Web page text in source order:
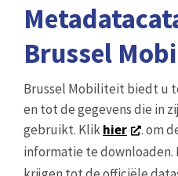
Brussel
Brussel Mobiliteit biedt u
en tot de gegevens die in
gebruikt. Klikhier
. om
informatie te downloaden.